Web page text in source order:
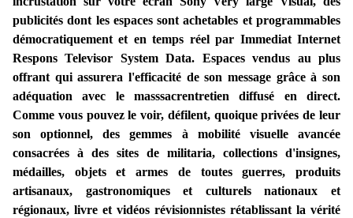
publicités dont les espaces sont achetables et programmables
démocratiquement et en temps réel par Immediat Internet
Respons Televisor System Data. Espaces vendus au plus
offrant qui assurera l'efficacité de son message grâce à son
adéquation avec le masssacrentretien diffusé en direct.
Comme vous pouvez le voir, défilent, quoique privées de leur
son optionnel, des gemmes à mobilité visuelle avancée
consacrées à des sites de militaria, collections d'insignes,
médailles, objets et armes de toutes guerres, produits
artisanaux, gastronomiques et culturels nationaux et
régionaux, livre et vidéos révisionnistes rétablissant la vérité